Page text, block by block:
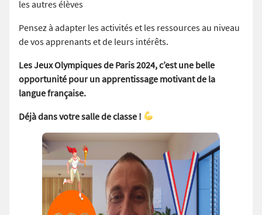
les autres élèves
Pensez à adapter les activités et les ressources au niveau
de vos apprenants et de leurs intérêts.
Les Jeux Olympiques de Paris 2024, c’est une belle
opportunité pour un apprentissage motivant de la
langue française.
Déjà dans votre salle de classe !